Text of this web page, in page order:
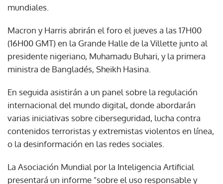
mundiales.
Macron y Harris abrirán el foro el jueves a las 17H00
(16H00 GMT) en la Grande Halle de la Villette junto al
presidente nigeriano, Muhamadu Buhari, y la primera
ministra de Bangladés, Sheikh Hasina.
En seguida asistirán a un panel sobre la regulación
internacional del mundo digital, donde abordarán
varias iniciativas sobre ciberseguridad, lucha contra
contenidos terroristas y extremistas violentos en línea,
o la desinformación en las redes sociales.
La Asociación Mundial por la Inteligencia Artificial
presentará un informe "sobre el uso responsable y